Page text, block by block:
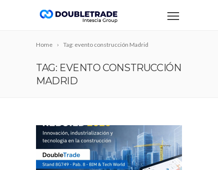
Home Tag: evento construcción Madrid
TAG: EVENTO CONSTRUCCIÓN
MADRID